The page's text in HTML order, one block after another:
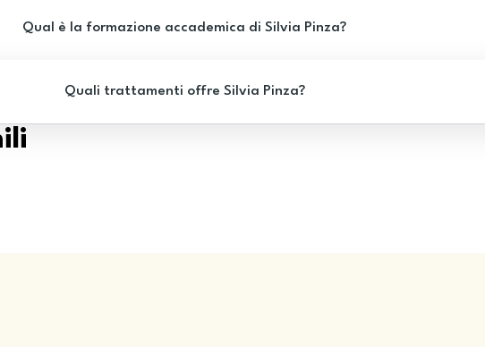
Qual è la formazione accademica di Silvia Pinza?
Quali trattamenti offre Silvia Pinza?